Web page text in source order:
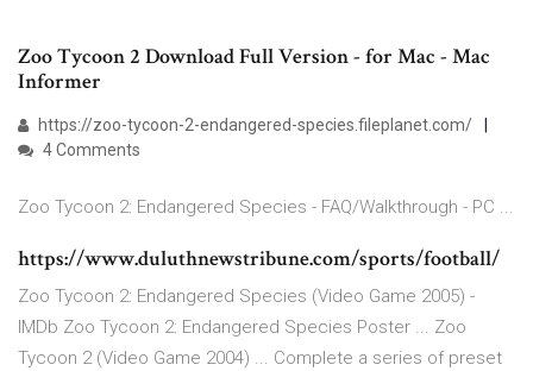
Zoo Tycoon 2 Download Full Version - for Mac - Mac
Informer
https://zoo-tycoon-2-endangered-species.fileplanet.com/
4 Comments
Zoo Tycoon 2: Endangered Species - FAQ/Walkthrough - PC ...
https://www.duluthnewstribune.com/sports/football/
Zoo Tycoon 2: Endangered Species (Video Game 2005) -
IMDb Zoo Tycoon 2: Endangered Species Poster ... Zoo
Tycoon 2 (Video Game 2004) ... Complete a series of preset